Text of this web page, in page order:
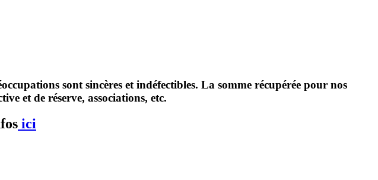
sont sincères et indéfectibles. La somme récupérée pour nos
et de réserve, associations, etc.
ici